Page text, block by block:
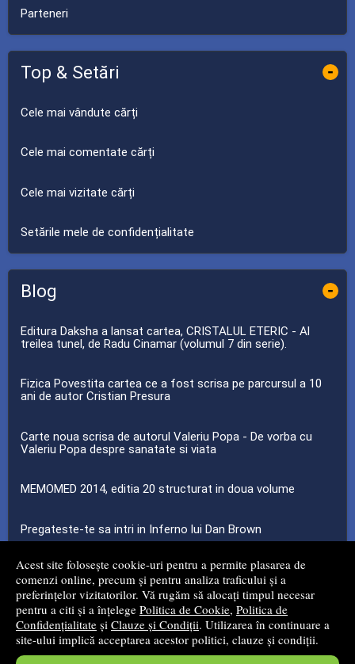
Acest site folosește cookie-uri pentru a permite plasarea de
comenzi online, precum și pentru analiza traficului și a
preferințelor vizitatorilor. Vă rugăm să alocați timpul necesar
pentru a citi și a înțelege Politica de Cookie, Politica de
Confidențialitate și Clauze și Condiții. Utilizarea în continuare a
site-ului implică acceptarea acestor politici, clauze și condiții.
Parteneri
Top & Setări -
Cele mai vândute cărți
Cele mai comentate cărți
Cele mai vizitate cărți
Setările mele de confidențialitate
Blog -
Editura Daksha a lansat cartea, CRISTALUL ETERIC - Al
treilea tunel, de Radu Cinamar (volumul 7 din serie).
Fizica Povestita cartea ce a fost scrisa pe parcursul a 10
ani de autor Cristian Presura
Carte noua scrisa de autorul Valeriu Popa - De vorba cu
Valeriu Popa despre sanatate si viata
MEMOMED 2014, editia 20 structurat in doua volume
Pregateste-te sa intri in Inferno lui Dan Brown
...toate știrile
© 2008 - 2026Mg Net Distribution Srl
Magazin onlinecreat deVital Soft